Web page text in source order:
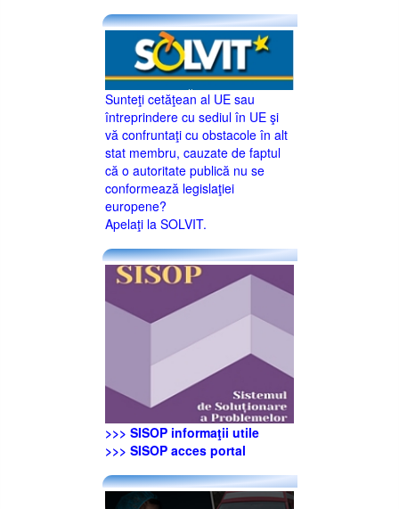
Sunteţi cetăţean al UE sau
întreprindere cu sediul în UE şi
vă confruntaţi cu obstacole în alt
stat membru, cauzate de faptul
că o autoritate publică nu se
conformează legislaţiei
europene?
Apelaţi la SOLVIT.
>>> SISOP informaţii utile
>>> SISOP acces portal